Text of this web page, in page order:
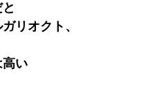
リオクト、
高い